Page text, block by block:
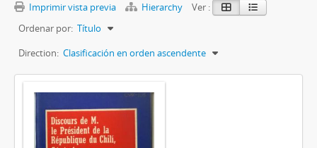
Imprimir vista previa Hierarchy
Ver :
Ordenar por: Título
Direction: Clasificación en orden ascendente